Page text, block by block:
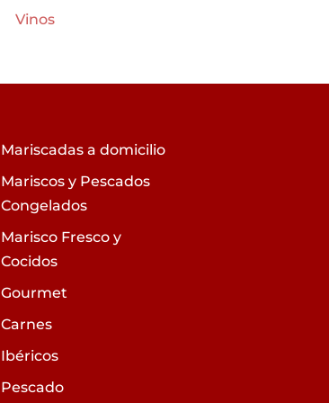
Vinos
Mariscadas a domicilio
Mariscos y Pescados
Congelados
Marisco Fresco y
Cocidos
Gourmet
Carnes
Ibéricos
Pescado